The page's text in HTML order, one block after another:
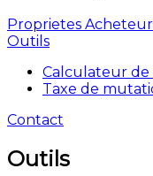
Proprietes
Outils
Calculateur
Taxe de
Contact
Outils